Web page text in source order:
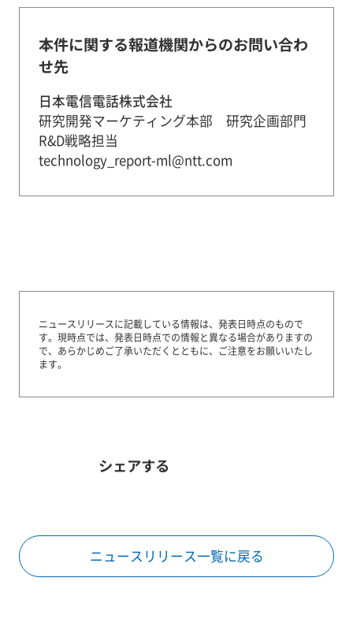
本件に関する報道機関からのお問い合わ
せ先
日本電信電話株式会社
研究開発マーケティング本部 研究企画部門
R&D戦略担当
technology_report-ml@ntt.com
ニュースリリースに記載している情報は、発表日時点のもので
す。 現時点では、発表日時点での情報と異なる場合がありますの
で、あらかじめご了承いただくとともに、ご注意をお願いいたし
ます。
シェアする
ニュースリリース一覧に戻る